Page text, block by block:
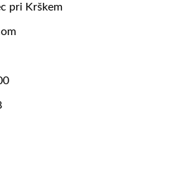
pri Krškem